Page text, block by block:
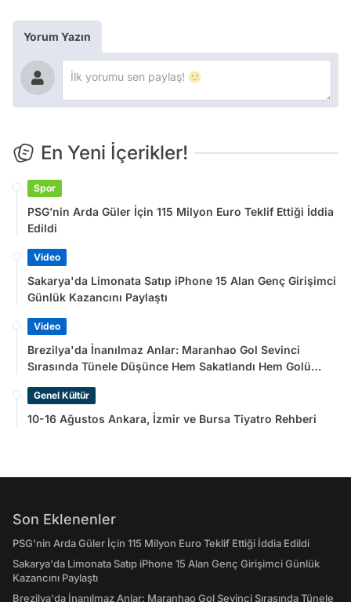
Yorum Yazın
En Yeni İçerikler!
Spor
PSG’nin Arda Güler İçin 115 Milyon Euro Teklif Ettiği İddia
Edildi
Video
Sakarya'da Limonata Satıp iPhone 15 Alan Genç Girişimci
Günlük Kazancını Paylaştı
Video
Brezilya'da İnanılmaz Anlar: Maranhao Gol Sevinci
Sırasında Tünele Düşünce Hem Sakatlandı Hem Golü
Genel Kültür
10-16 Ağustos Ankara, İzmir ve Bursa Tiyatro Rehberi
Son Eklenenler
PSG’nin Arda Güler İçin 115 Milyon Euro Teklif Ettiği İddia Edildi
Sakarya'da Limonata Satıp iPhone 15 Alan Genç Girişimci Günlük
Kazancını Paylaştı
Brezilya'da İnanılmaz Anlar: Maranhao Gol Sevinci Sırasında Tünele